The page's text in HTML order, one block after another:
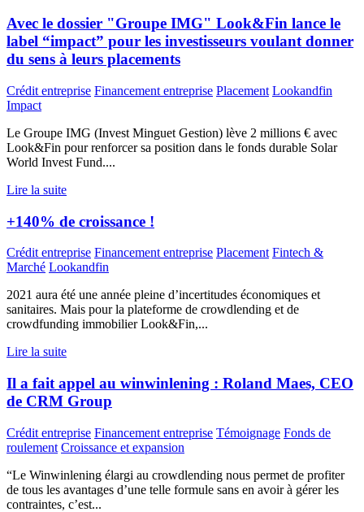
Avec le dossier "Groupe IMG" Look&Fin lance le
label “impact” pour les investisseurs voulant donner
du sens à leurs placements
Crédit entreprise Financement entreprise Placement Lookandfin
Impact
Le Groupe IMG (Invest Minguet Gestion) lève 2 millions € avec
Look&Fin pour renforcer sa position dans le fonds durable Solar
World Invest Fund....
Lire la suite
+140% de croissance !
Crédit entreprise Financement entreprise Placement Fintech &
Marché Lookandfin
2021 aura été une année pleine d’incertitudes économiques et
sanitaires. Mais pour la plateforme de crowdlending et de
crowdfunding immobilier Look&Fin,...
Lire la suite
Il a fait appel au winwinlening : Roland Maes, CEO
de CRM Group
Crédit entreprise Financement entreprise Témoignage Fonds de
roulement Croissance et expansion
“Le Winwinlening élargi au crowdlending nous permet de profiter
de tous les avantages d’une telle formule sans en avoir à gérer les
contraintes, c’est...